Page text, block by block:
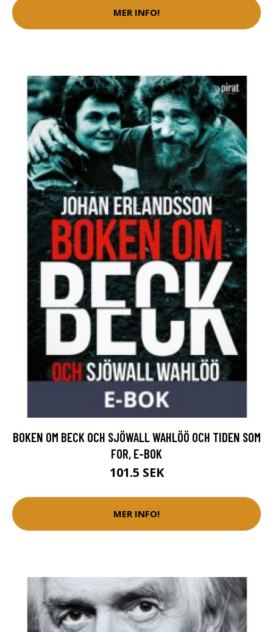
MER INFO!
BOKEN OM BECK OCH SJÖWALL WAHLÖÖ OCH TIDEN SOM
FOR, E-BOK
101.5 SEK
MER INFO!